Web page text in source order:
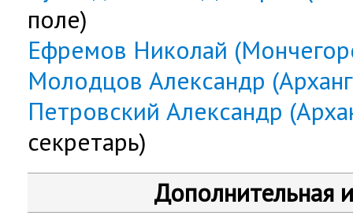
поле)
Ефремов Николай
Молодцов Александр
Петровский Александр
секретарь)
Дополнительная